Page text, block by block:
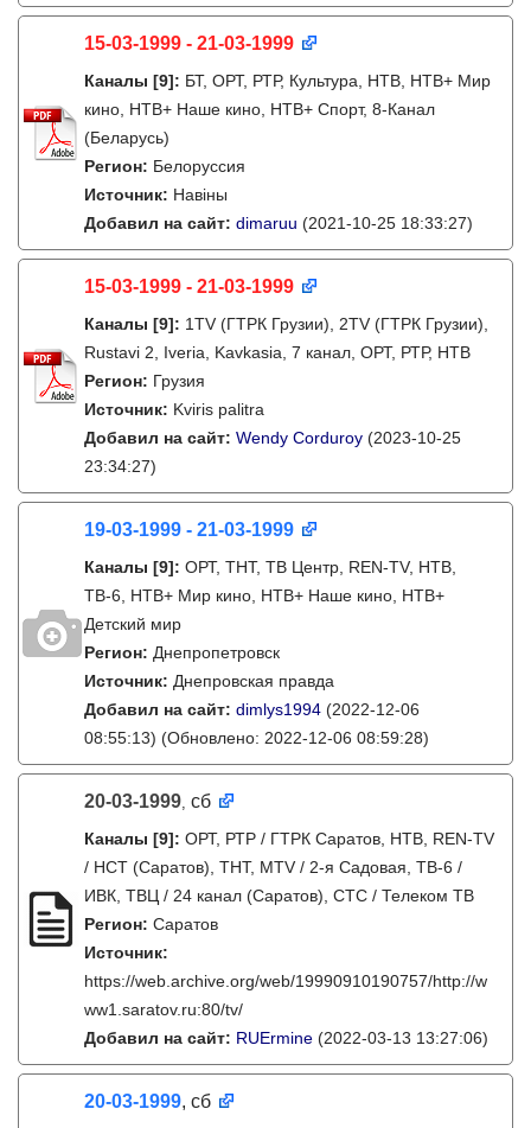
15-03-1999 - 21-03-1999
Каналы [9]: БТ, ОРТ, РТР, Культура, НТВ, НТВ+ Мир
кино, НТВ+ Наше кино, НТВ+ Cпорт, 8-Канал
(Беларусь)
Регион: Белоруссия
Источник: Навіны
Добавил на сайт: dimaruu (2021-10-25 18:33:27)
15-03-1999 - 21-03-1999
Каналы [9]: 1TV (ГТРК Грузии), 2TV (ГТРК Грузии),
Rustavi 2, Iveria, Kavkasia, 7 канал, ОРТ, РТР, НТВ
Регион: Грузия
Источник: Kviris palitra
Добавил на сайт: Wendy Corduroy (2023-10-25
23:34:27)
19-03-1999 - 21-03-1999
Каналы [9]: ОРТ, ТНТ, ТВ Центр, REN-TV, НТВ,
ТВ-6, НТВ+ Мир кино, НТВ+ Наше кино, НТВ+
Детский мир
Регион: Днепропетровск
Источник: Днепровская правда
Добавил на сайт: dimlys1994 (2022-12-06
08:55:13) (Обновлено: 2022-12-06 08:59:28)
20-03-1999, сб
Каналы [9]: ОРТ, РТР / ГТРК Саратов, НТВ, REN-TV
/ НСТ (Саратов), ТНТ, MTV / 2-я Садовая, ТВ-6 /
ИВК, ТВЦ / 24 канал (Саратов), СТС / Телеком ТВ
Регион: Саратов
Источник:
https://web.archive.org/web/19990910190757/http://w
ww1.saratov.ru:80/tv/
Добавил на сайт: RUErmine (2022-03-13 13:27:06)
20-03-1999, сб